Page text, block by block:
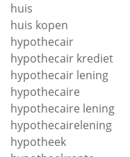
huis
huis kopen
hypothecair
hypothecair krediet
hypothecair lening
hypothecaire
hypothecaire lening
hypothecairelening
hypotheek